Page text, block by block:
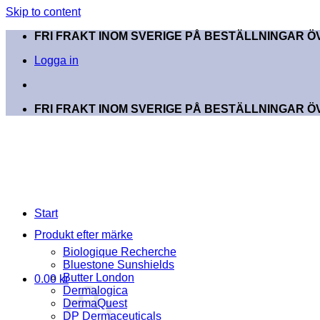
Skip to content
FRI FRAKT INOM SVERIGE PÅ BESTÄLLNINGAR
Logga in
FRI FRAKT INOM SVERIGE PÅ BESTÄLLNINGAR
0.00 kr
Start
Produkt efter märke
Biologique Recherche
Bluestone Sunshields
Butter London
Dermalogica
DermaQuest
DP Dermaceuticals